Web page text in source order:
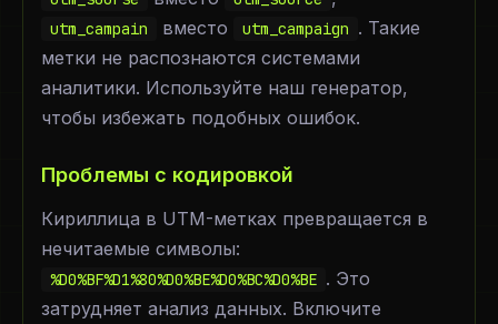
utm_campain вместо utm_campaign . Такие
метки не распознаются системами
аналитики. Используйте наш генератор,
чтобы избежать подобных ошибок.
Проблемы с кодировкой
Кириллица в UTM-метках превращается в
нечитаемые символы:
%D0%BF%D1%80%D0%BE%D0%BC%D0%BE . Это
затрудняет анализ данных. Включите